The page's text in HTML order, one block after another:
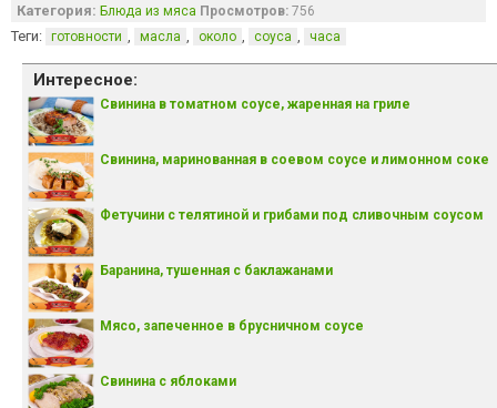
Категория: Блюда из мяса Просмотров: 756
Теги: готовности масла около соуса часа
Интересное:
Свинина в томатном соусе, жаренная на гриле
Свинина, маринованная в соевом соусе и лимонном соке
Фетучини с телятиной и грибами под сливочным соусом
Баранина, тушенная с баклажанами
Мясо, запеченное в брусничном соусе
Свинина с яблоками